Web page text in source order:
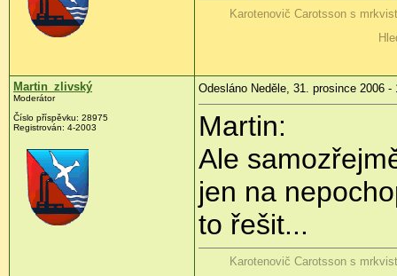
Karotenovič Carotsson s
Martin_zlivský
Moderátor
Číslo příspěvku: 28975
Registrován: 4-2003
Odesláno Neděle, 31. prosince 2006 -
Martin:
Ale
jen na
to řešit...
Karotenovič Carotsson s